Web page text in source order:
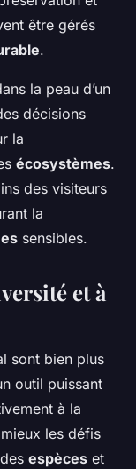
être gérés
.
la peau d’un
décisions
la
écosystèmes.
des visiteurs
la
sensibles.
et à
sont bien plus
outil puissant
à la
les défis
des espèces et